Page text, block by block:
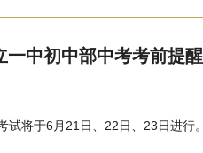
中初中部中考考前提醒
将于6月21日、22日、23日进行